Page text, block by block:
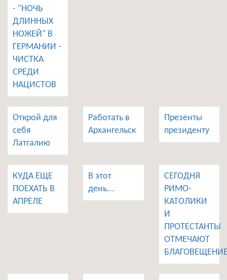
- "НОЧЬ
ДЛИННЫХ
НОЖЕЙ" В
ГЕРМАНИИ -
ЧИСТКА
СРЕДИ
НАЦИСТОВ
Открой для
себя
Латгалию
Работать в
Архангельск
Презенты
президенту
КУДА ЕЩЕ
ПОЕХАТЬ В
АПРЕЛЕ
В этот
день...
СЕГОДНЯ
РИМО-
КАТОЛИКИ
И
ПРОТЕСТАНТЫ
ОТМЕЧАЮТ